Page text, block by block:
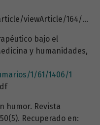
universia.net/index.php/ries/article/viewArticle/164/html_28
bajo el
y humanidades,
1/61/1406/1
humor. Revista
Recuperado en: